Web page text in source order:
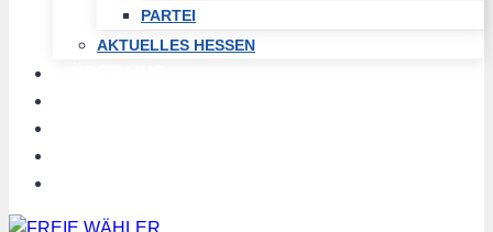
PARTEI
AKTUELLES HESSEN